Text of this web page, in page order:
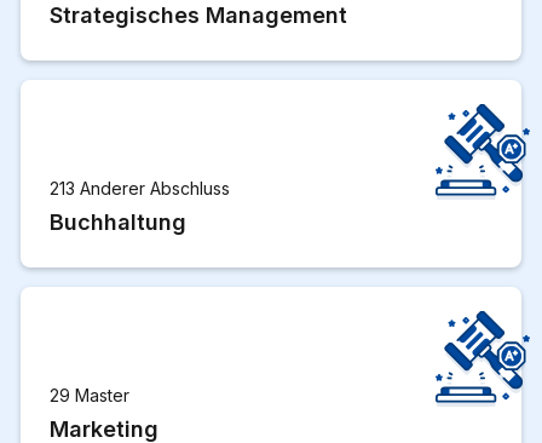
Strategisches Management
213 Anderer Abschluss
Buchhaltung
29 Master
Marketing